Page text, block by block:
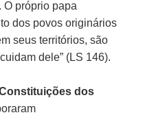
. O próprio papa
dos povos originários
seus territórios, são
dele” (LS 146).
dos